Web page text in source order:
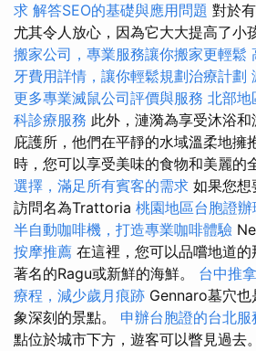
求 解答SEO的基礎與應用問題 對於
尤其令人放心，因為它大大提高了小
搬家公司，專業服務讓你搬家更輕鬆
牙費用詳情，讓你輕鬆規劃治療計劃
更多專業滅鼠公司評價與服務 北部地
科診療服務 此外，漣漪為享受沐浴
庇護所，他們在平靜的水域溫柔地擁
時，您可以享受美味的食物和美麗的
選擇，滿足所有賓客的需求 如果您想
訪問名為Trattoria 桃園地區台胞證
半自動咖啡機，打造專業咖啡體驗
按摩推薦 在這裡，您可以品嚐地道
著名的Ragu或新鮮的海鮮。 台中推
療程，減少歲月痕跡 Gennaro墓穴也
象深刻的景點。 申辦台胞證的台北服
點位於城市下方，遊客可以瞥見過去。